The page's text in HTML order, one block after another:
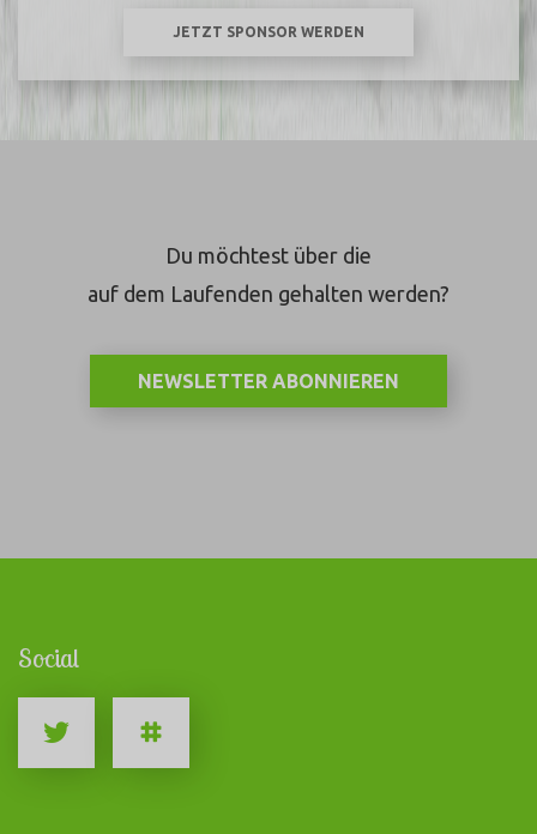
JETZT SPONSOR WERDEN
Du möchtest über die
auf dem Laufenden gehalten werden?
NEWSLETTER ABONNIEREN
Social